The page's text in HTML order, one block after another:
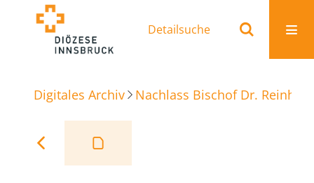
Detailsuche
Digitales Archiv Nachlass Bischof Dr.